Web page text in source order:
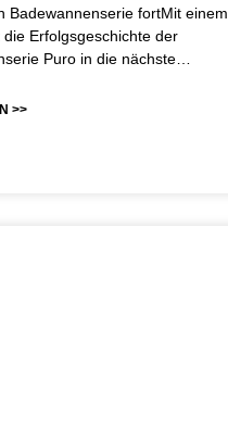
Badewannenserie fortMit einem
die Erfolgsgeschichte der
Puro in die nächste…
>>